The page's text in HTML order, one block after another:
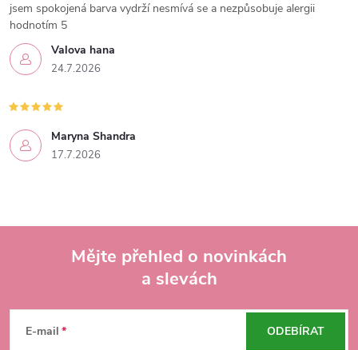
Valova hana
24.7.2026
jsem spokojená barva vydrží nesmívá se a nezpůsobuje alergii
hodnotím 5
Maryna Shandra
17.7.2026
Mějte přehled o novinkách
a slevách
E-mail ODEBÍRAT